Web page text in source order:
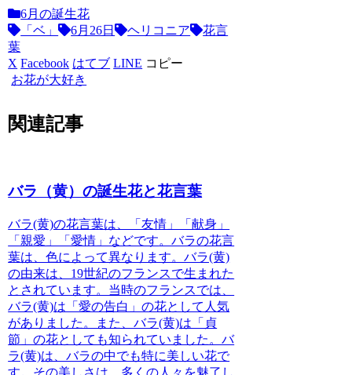
6月の誕生花
「ベ」
6月26日 ヘリコニア
花言
葉
X Facebook はてブ LINE コピー
お花が大好き
関連記事
バラ（黄）の誕生花と花言葉
バラ(黄)の花言葉は、「友情」「献身」
「親愛」「愛情」などです。バラの花言
葉は、色によって異なります。バラ(黄)
の由来は、19世紀のフランスで生まれた
とされています。当時のフランスでは、
バラ(黄)は「愛の告白」の花として人気
がありました。また、バラ(黄)は「貞
節」の花としても知られていました。バ
ラ(黄)は、バラの中でも特に美しい花で
す。その美しさは、多くの人々を魅了し